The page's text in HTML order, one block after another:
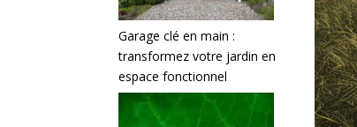
Garage clé en main :
transformez votre jardin en
espace fonctionnel